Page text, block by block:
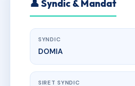
👤 Syndic & Mandat
SYNDIC
DOMIA
SIRET SYNDIC